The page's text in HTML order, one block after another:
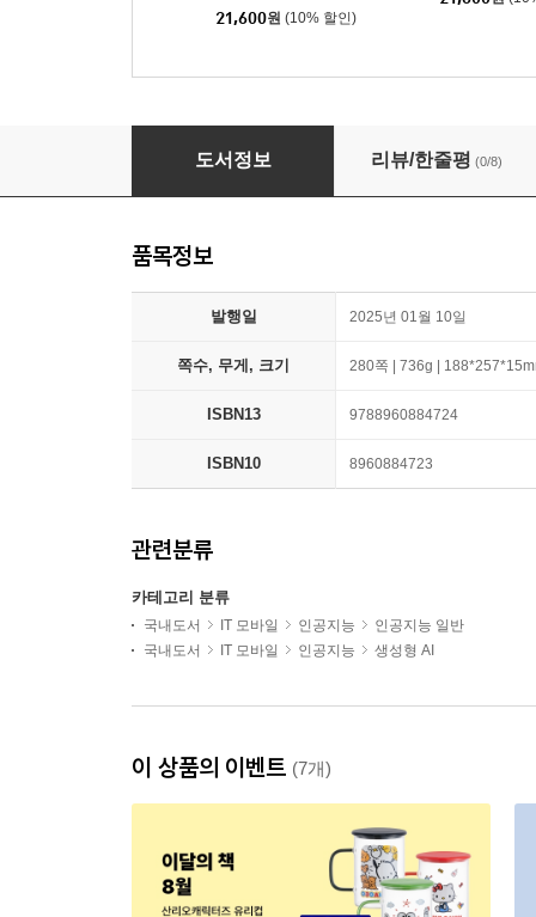
21,600원 (10% 할인)
Amazon Bedrock으로 시작하는 실전 생성형
도서정보 리뷰/한줄평 (0/8)
품목정보
발행일 2025년 01월 10일
쪽수, 무게, 크기 280쪽 | 736g |
ISBN13 9788960884724
ISBN10 8960884723
관련분류
카테고리 분류
국내도서 IT 모바일 인공지능
인공지능 일반
국내도서
IT 모바일 인공지능 생성형 AI
이 상품의 이벤트 (7개)